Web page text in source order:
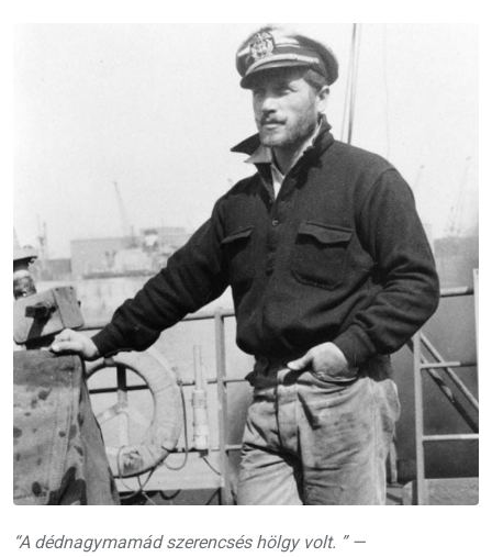
“A dédnagymamád szerencsés hölgy volt. ” —